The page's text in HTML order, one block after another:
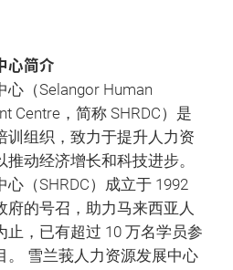
心简介
心（Selangor Human
Centre，简称 SHRDC）是
训组织，致力于提升人力资
动经济增长和科技进步。
（SHRDC）成立于 1992
府的号召，助力马来西亚人
止，已有超过 10 万名学员参
。 雪兰莪人力资源发展中心